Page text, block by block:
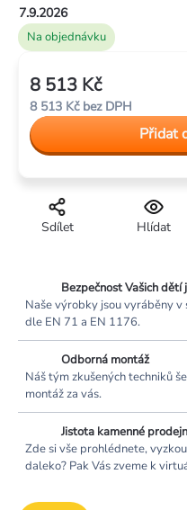
z
5
hvězdiček.
Na objednávku
7.9.2026
Hlídat
Sdílet
8 513 Kč
8 513 Kč bez DPH
cena:
Přidat
Bezpečnost Vašich dětí
Naše výrobky jsou vyráběny
dle EN 71 a EN 1176.
Odborná montáž
Náš tým zkušených techniků
montáž za vás.
Jistota kamenné
Zde si vše prohlédnete,
daleko? Pak Vás zveme k